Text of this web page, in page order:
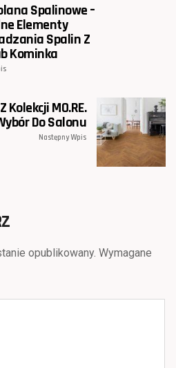
Spalinowe –
Elementy
Spalin Z
Kominka
Kolekcji MO.RE.
Do Salonu
Następny Wpis
opublikowany. Wymagane